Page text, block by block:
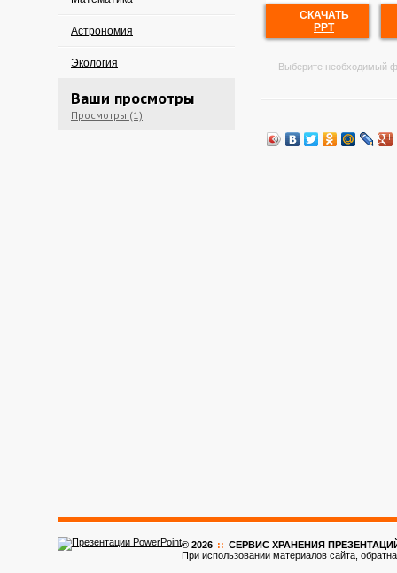
Астрономия
Экология
Ваши просмотры
Просмотры (1)
СКАЧАТЬ
PPT
Выберите необходимый
© 2026 :: CЕРВИС ХРАНЕНИЯ ПРЕЗЕНТАЦИЙ
При использовании материалов сайта,